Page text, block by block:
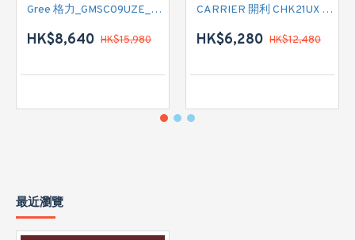
Gree 格力_GMSC09UZE_GMSC12UZE_GMSC18UZC_R32 掛牆變頻式1拖2分體冷氣機 (淨冷型)
HK$8,640 HK$15,980
CARRIER 開利 CHK21UX 二匹半 變頻淨冷窗口式冷氣機 (附遙控)
HK$6,280 HK$12,480
最近瀏覽